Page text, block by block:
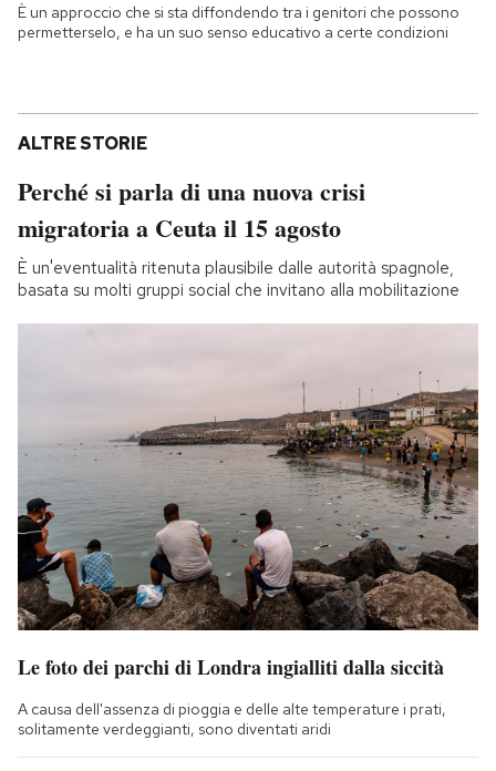
È un approccio che si sta diffondendo tra i genitori che possono
permetterselo, e ha un suo senso educativo a certe condizioni
ALTRE STORIE
Perché si parla di una nuova crisi
migratoria a Ceuta il 15 agosto
È un'eventualità ritenuta plausibile dalle autorità spagnole,
basata su molti gruppi social che invitano alla mobilitazione
Le foto dei parchi di Londra ingialliti dalla siccità
A causa dell'assenza di pioggia e delle alte temperature i prati,
solitamente verdeggianti, sono diventati aridi